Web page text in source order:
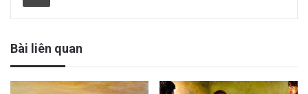
Bài liên quan